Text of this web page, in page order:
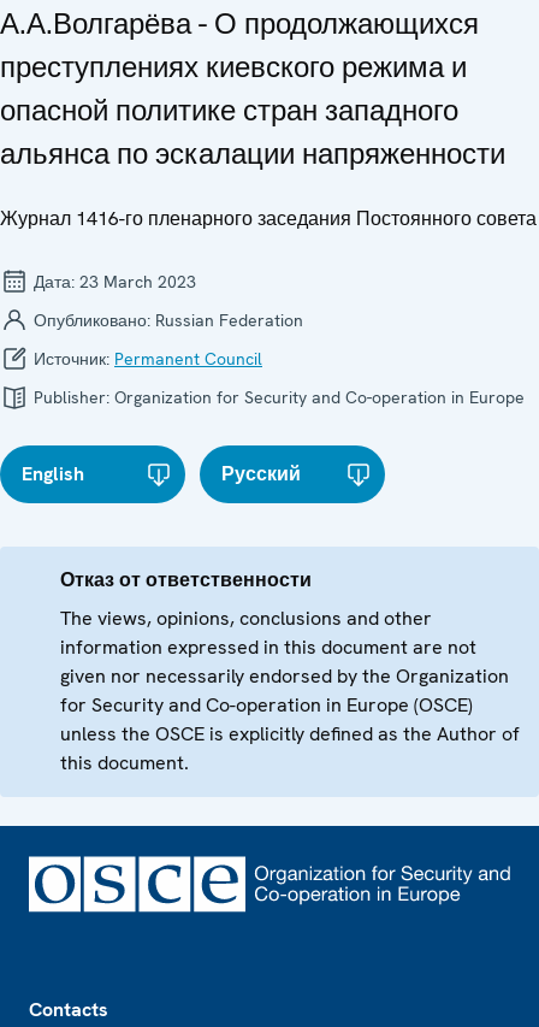
А.А.Волгарёва - О продолжающихся
преступлениях киевского режима и
опасной политике стран западного
альянса по эскалации напряженности
Журнал 1416-го пленарного заседания Постоянного совета
Дата: 23 March 2023
Опубликовано: Russian Federation
Источник: Permanent Council
Publisher: Organization for Security and Co-operation in Europe
English Русский
Отказ от ответственности
The views, opinions, conclusions and other
information expressed in this document are not
given nor necessarily endorsed by the Organization
for Security and Co-operation in Europe (OSCE)
unless the OSCE is explicitly defined as the Author of
this document.
Contacts